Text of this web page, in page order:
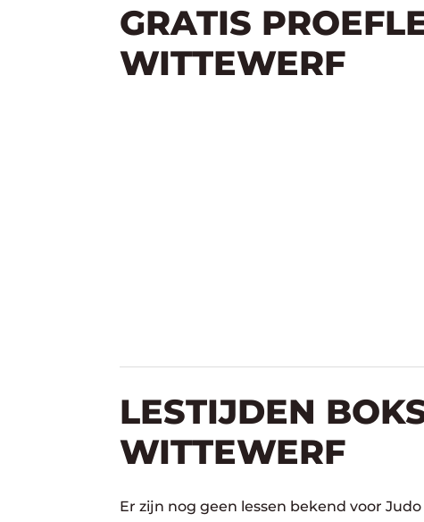
GRATIS
WITTEWERF
LESTIJDEN
WITTEWERF
Er zijn nog geen lessen bekend voor